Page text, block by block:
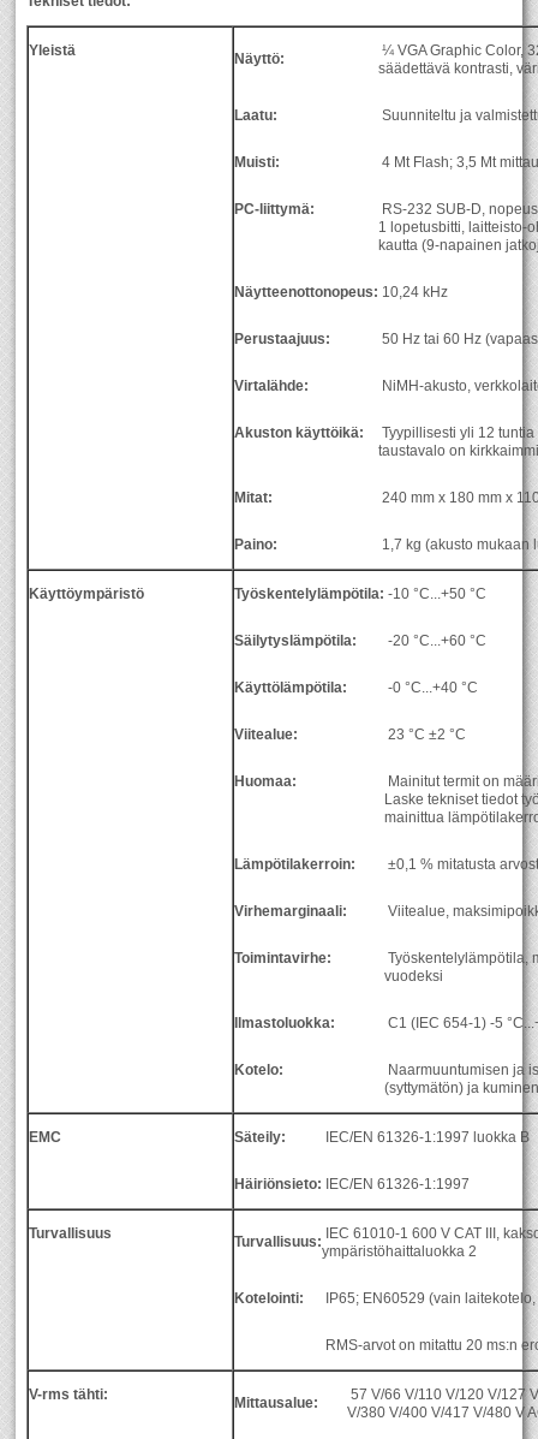
Yleistä Näyttö:
¼ VGA Graphic Color,
säädettävä kontrasti,
Laatu: Suunniteltu ja
Muisti: 4 Mt Flash; 3,5 Mt
PC-liittymä:
RS-232 SUB-D,
1 lopetusbitti, laitteisto-
kautta (9-napainen
Näytteenottonopeus: 10,24 kHz
Perustaajuus: 50 Hz tai 60 Hz
Virtalähde: NiMH-akusto,
Akuston käyttöikä:
Tyypillisesti yli 12
taustavalo on
Mitat: 240 mm x 180 mm x
Paino: 1,7 kg (akusto mukaan
Käyttöympäristö Työskentelylämpötila: -10 °C...+50 °C
Säilytyslämpötila: -20 °C...+60 °C
Käyttölämpötila: -0 °C...+40 °C
Viitealue: 23 °C ±2 °C
Huomaa:
Mainitut termit on
Laske tekniset tiedot
mainittua
Lämpötilakerroin: ±0,1 % mitatusta
Virhemarginaali: Viitealue,
Toimintavirhe:
Työskentelylämpötila,
vuodeksi
Ilmastoluokka: C1 (IEC 654-1) -5
Kotelo:
Naarmuuntumisen ja
(syttymätön) ja
EMC Säteily: IEC/EN 61326-1:1997 luokka B
Häiriönsieto: IEC/EN 61326-1:1997
Turvallisuus Turvallisuus: IEC 61010-1 600 V CAT III,
ympäristöhaittaluokka 2
Kotelointi: IP65; EN60529 (vain
RMS-arvot on mitattu 20 ms:n
V-rms tähti: Mittausalue:
57 V/66 V/110 V/120 V/127
V/380 V/400 V/417 V/480 V